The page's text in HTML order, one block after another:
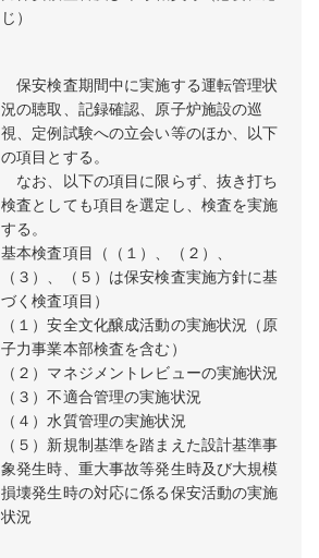
じ）
保安検査期間中に実施する運転管理状
況の聴取、記録確認、原子炉施設の巡
視、定例試験への立会い等のほか、以下
の項目とする。
なお、以下の項目に限らず、抜き打ち
検査としても項目を選定し、検査を実施
する。
基本検査項目（（１）、（２）、
（３）、（５）は保安検査実施方針に基
づく検査項目）
（１）安全文化醸成活動の実施状況（原
子力事業本部検査を含む）
（２）マネジメントレビューの実施状況
（３）不適合管理の実施状況
（４）水質管理の実施状況
（５）新規制基準を踏まえた設計基準事
象発生時、重大事故等発生時及び大規模
損壊発生時の対応に係る保安活動の実施
状況